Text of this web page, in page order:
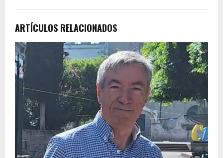
ARTÍCULOS RELACIONADOS